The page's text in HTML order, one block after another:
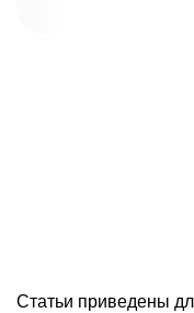
Статьи приведены